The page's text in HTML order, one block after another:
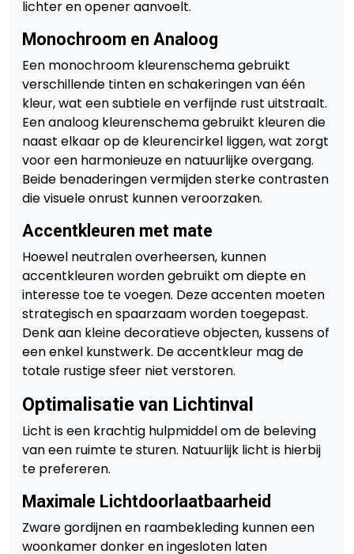
lichter en opener aanvoelt.
Monochroom en Analoog
Een monochroom kleurenschema gebruikt
verschillende tinten en schakeringen van één
kleur, wat een subtiele en verfijnde rust uitstraalt.
Een analoog kleurenschema gebruikt kleuren die
naast elkaar op de kleurencirkel liggen, wat zorgt
voor een harmonieuze en natuurlijke overgang.
Beide benaderingen vermijden sterke contrasten
die visuele onrust kunnen veroorzaken.
Accentkleuren met mate
Hoewel neutralen overheersen, kunnen
accentkleuren worden gebruikt om diepte en
interesse toe te voegen. Deze accenten moeten
strategisch en spaarzaam worden toegepast.
Denk aan kleine decoratieve objecten, kussens of
een enkel kunstwerk. De accentkleur mag de
totale rustige sfeer niet verstoren.
Optimalisatie van Lichtinval
Licht is een krachtig hulpmiddel om de beleving
van een ruimte te sturen. Natuurlijk licht is hierbij
te prefereren.
Maximale Lichtdoorlaatbaarheid
Zware gordijnen en raambekleding kunnen een
woonkamer donker en ingesloten laten